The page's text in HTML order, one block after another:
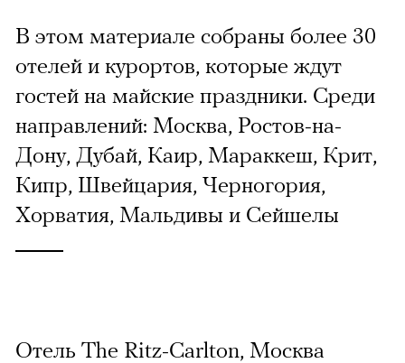
В этом материале собраны более 30
отелей и курортов, которые ждут
гостей на майские праздники. Среди
направлений: Москва, Ростов-на-
Дону, Дубай, Каир, Мараккеш, Крит,
Кипр, Швейцария, Черногория,
Хорватия, Мальдивы и Сейшелы
Отель The Ritz-Carlton, Москва